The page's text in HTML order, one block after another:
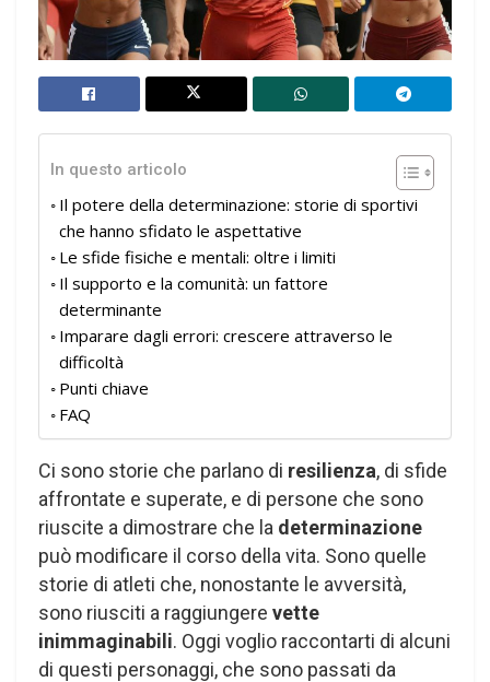
In questo articolo
Il potere della determinazione: storie di sportivi
che hanno sfidato le aspettative
Le sfide fisiche e mentali: oltre i limiti
Il supporto e la comunità: un fattore
determinante
Imparare dagli errori: crescere attraverso le
difficoltà
Punti chiave
FAQ
Ci sono storie che parlano di resilienza, di sfide
affrontate e superate, e di persone che sono
riuscite a dimostrare che la determinazione
può modificare il corso della vita. Sono quelle
storie di atleti che, nonostante le avversità,
sono riusciti a raggiungere vette
inimmaginabili. Oggi voglio raccontarti di alcuni
di questi personaggi, che sono passati da